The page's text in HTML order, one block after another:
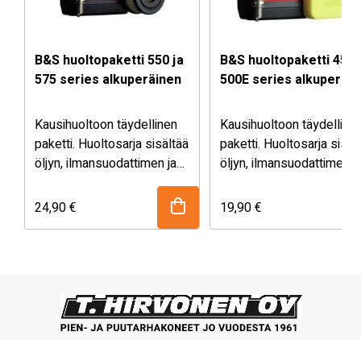
B&S huoltopaketti 550 ja
575 series alkuperäinen
Kausihuoltoon täydellinen
paketti. Huoltosarja sisältää
öljyn, ilmansuodattimen ja
sytytystulpan. Sopii mm.
seuraaviin B&S
moottoreihin: 550E series,
24,90€
B&S huoltopaketti 450
500E series
Kausihuoltoon
paketti. Huoltosarja
öljyn, ilmansuodattimen ja
seuraaviin B&S
19,90€